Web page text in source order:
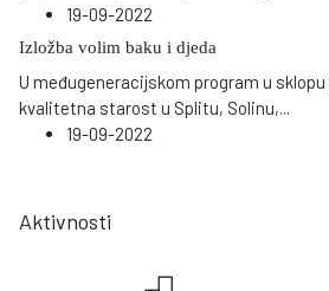
19-09-2022
Izložba volim baku i djeda
U međugeneracijskom program u
kvalitetna starost u Splitu, Solinu,
19-09-2022
Aktivnosti